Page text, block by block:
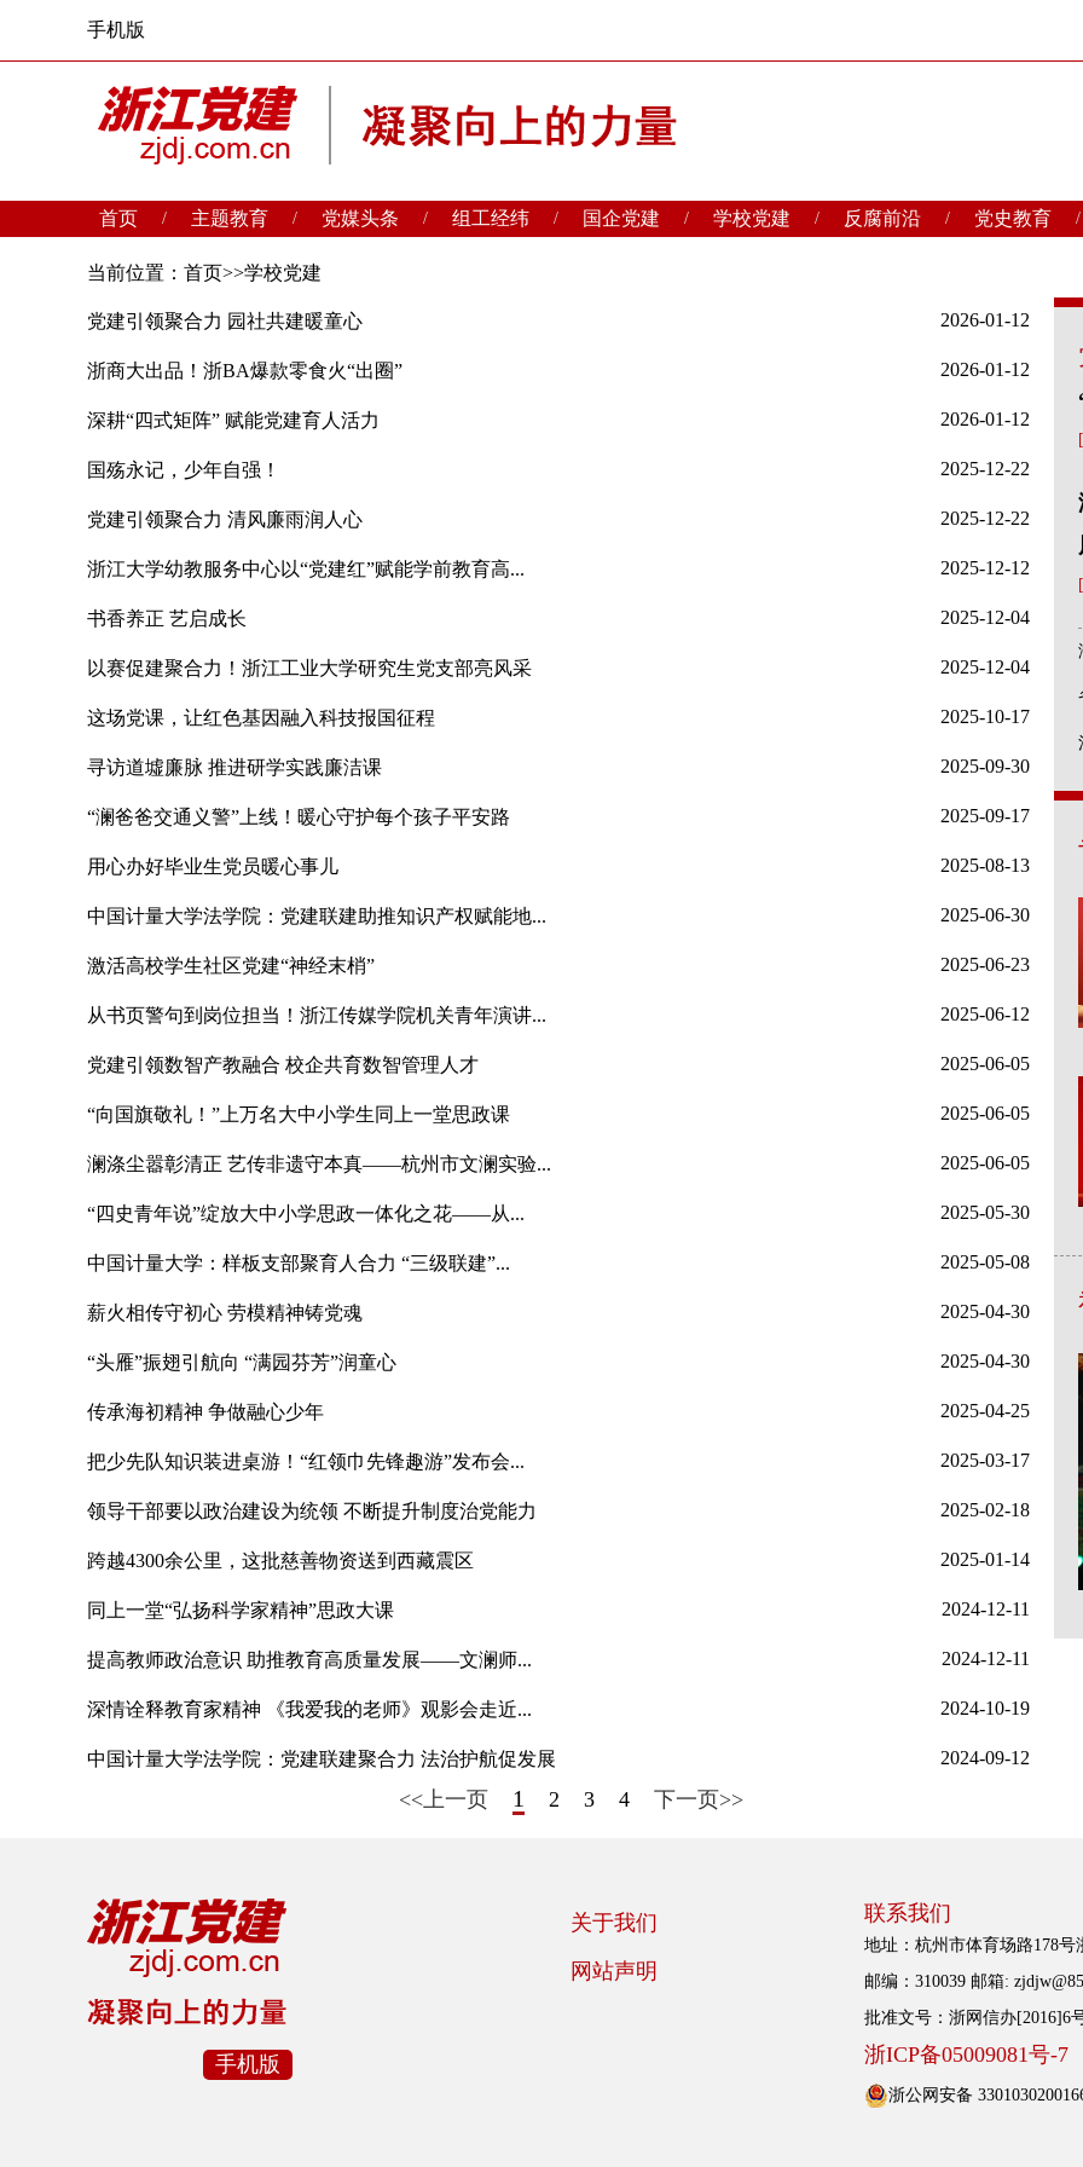
手机版
首页 / 主题教育 / 党媒头条 / 组工经纬 / 国企党建 / 学校党建 / 反腐前沿 / 党史教育 /
当前位置： 首页>>学校党建
2026-01-12
党建引领聚合力 园社共建暖童心
2026-01-12
浙商大出品！浙BA爆款零食火“出圈”
2026-01-12
深耕“四式矩阵” 赋能党建育人活力
2025-12-22
国殇永记，少年自强！
2025-12-22
党建引领聚合力 清风廉雨润人心
2025-12-12
浙江大学幼教服务中心以“党建红”赋能学前教育高...
2025-12-04
书香养正 艺启成长
2025-12-04
以赛促建聚合力！浙江工业大学研究生党支部亮风采
2025-10-17
这场党课，让红色基因融入科技报国征程
2025-09-30
寻访道墟廉脉 推进研学实践廉洁课
2025-09-17
“澜爸爸交通义警”上线！暖心守护每个孩子平安路
2025-08-13
用心办好毕业生党员暖心事儿
2025-06-30
中国计量大学法学院：党建联建助推知识产权赋能地...
2025-06-23
激活高校学生社区党建“神经末梢”
2025-06-12
从书页警句到岗位担当！浙江传媒学院机关青年演讲...
2025-06-05
党建引领数智产教融合 校企共育数智管理人才
2025-06-05
“向国旗敬礼！”上万名大中小学生同上一堂思政课
2025-06-05
澜涤尘嚣彰清正 艺传非遗守本真——杭州市文澜实验...
2025-05-30
“四史青年说”绽放大中小学思政一体化之花——从...
2025-05-08
中国计量大学：样板支部聚育人合力 “三级联建”...
2025-04-30
薪火相传守初心 劳模精神铸党魂
2025-04-30
“头雁”振翅引航向 “满园芬芳”润童心
2025-04-25
传承海初精神 争做融心少年
2025-03-17
把少先队知识装进桌游！“红领巾先锋趣游”发布会...
2025-02-18
领导干部要以政治建设为统领 不断提升制度治党能力
2025-01-14
跨越4300余公里，这批慈善物资送到西藏震区
2024-12-11
同上一堂“弘扬科学家精神”思政大课
2024-12-11
提高教师政治意识 助推教育高质量发展——文澜师...
2024-10-19
深情诠释教育家精神 《我爱我的老师》观影会走近...
2024-09-12
中国计量大学法学院：党建联建聚合力 法治护航促发展
<<上一页 1 2 3 4 下一页>>
手机版
关于我们
网站声明
联系我们
地址：杭州市体育场路178号
邮编：310039 邮箱:
批准文号：浙网信办[2016]6
浙ICP备05009081号-7
浙公网安备